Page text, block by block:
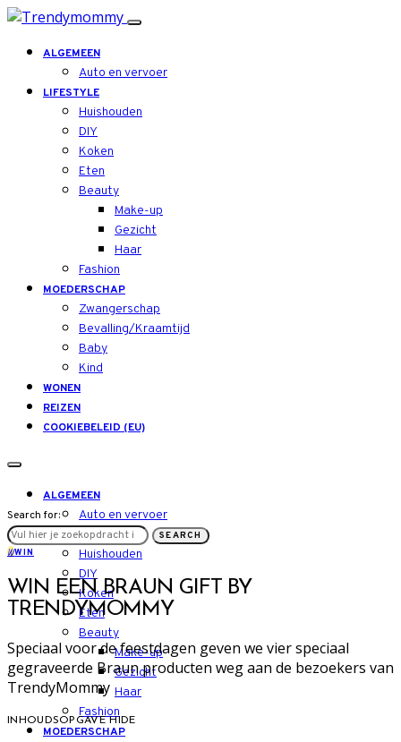
ALGEMEEN
Auto en vervoer
LIFESTYLE
Huishouden
DIY
Koken
Eten
Beauty
Make-up
Gezicht
Haar
Fashion
MOEDERSCHAP
Zwangerschap
Bevalling/Kraamtijd
Baby
Kind
WONEN
REIZEN
COOKIEBELEID (EU)
ALGEMEEN
Auto en vervoer
LIFESTYLE
Huishouden
DIY
Koken
Eten
Beauty
Make-up
Gezicht
Haar
Fashion
MOEDERSCHAP
Search for:
SEARCH
WWIN
WIN EEN BRAUN GIFT BY
TRENDYMOMMY
Speciaal voor de feestdagen geven we vier speciaal
gegraveerde Braun producten weg aan de bezoekers van
TrendyMommy
INHOUDSOPGAVEHIDE